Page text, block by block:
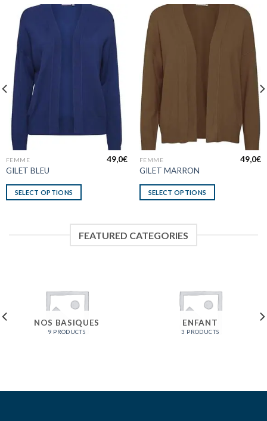
FEMME
GILET BLEU
49,0€
SELECT OPTIONS
FEMME
GILET MARRON
49,0€
SELECT OPTIONS
FEATURED CATEGORIES
NOS BASIQUES
9 PRODUCTS
ENFANT
3 PRODUCTS